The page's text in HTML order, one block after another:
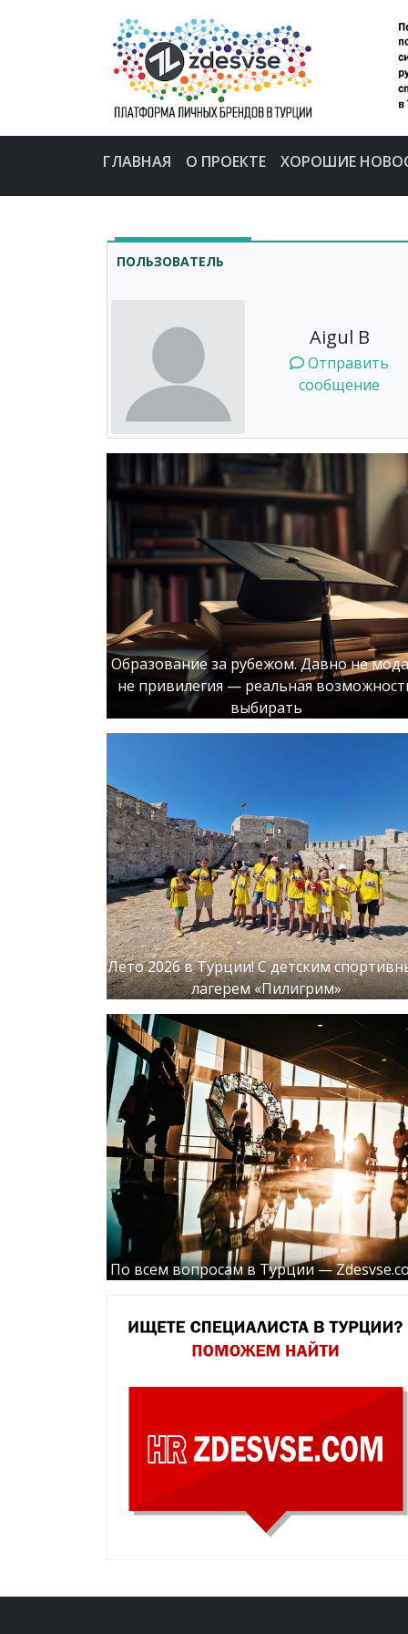
ГЛАВНАЯ О ПРОЕКТЕ ХОРОШИЕ
ПОЛЬЗОВАТЕЛЬ
Aigul B
Отправить
сообщение
Образование за рубежом. Давно не
не привилегия — реальная
выбирать
Лето 2026 в Турции! С детским
лагерем «Пилигрим»
По всем вопросам в Турции —